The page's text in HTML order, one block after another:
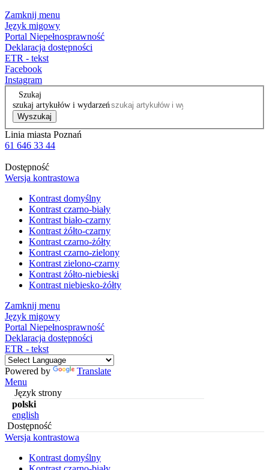
Zamknij menu
Język migowy
Portal Niepełnosprawność
Deklaracja dostępności
ETR - tekst
Facebook
Instagram
Szukaj
szukaj artykułów i wydarzeń
Wyszukaj
Linia miasta Poznań
61 646 33 44
Dostępność
Wersja kontrastowa
Kontrast domyślny
Kontrast czarno-biały
Kontrast biało-czarny
Kontrast żółto-czarny
Kontrast czarno-żółty
Kontrast czarno-zielony
Kontrast zielono-czarny
Kontrast żółto-niebieski
Kontrast niebiesko-żółty
Zamknij menu
Język migowy
Portal Niepełnosprawność
Deklaracja dostępności
ETR - tekst
Powered by
Translate
Menu
Język strony
polski
english
Dostępność
Wersja kontrastowa
Kontrast domyślny